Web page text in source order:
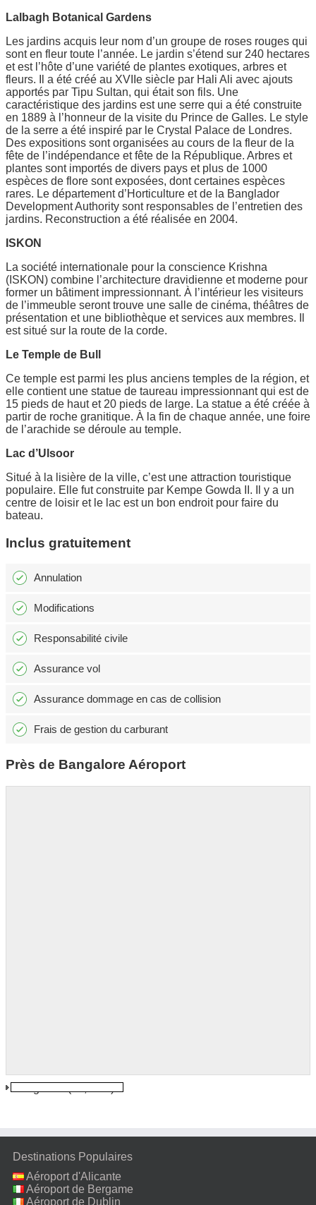
Lalbagh Botanical Gardens
Les jardins acquis leur nom d’un groupe de roses rouges qui
sont en fleur toute l’année. Le jardin s’étend sur 240 hectares
et est l’hôte d’une variété de plantes exotiques, arbres et
fleurs. Il a été créé au XVIIe siècle par Hali Ali avec ajouts
apportés par Tipu Sultan, qui était son fils. Une
caractéristique des jardins est une serre qui a été construite
en 1889 à l’honneur de la visite du Prince de Galles. Le style
de la serre a été inspiré par le Crystal Palace de Londres.
Des expositions sont organisées au cours de la fleur de la
fête de l’indépendance et fête de la République. Arbres et
plantes sont importés de divers pays et plus de 1000
espèces de flore sont exposées, dont certaines espèces
rares. Le département d’Horticulture et de la Banglador
Development Authority sont responsables de l’entretien des
jardins. Reconstruction a été réalisée en 2004.
ISKON
La société internationale pour la conscience Krishna
(ISKON) combine l’architecture dravidienne et moderne pour
former un bâtiment impressionnant. À l’intérieur les visiteurs
de l’immeuble seront trouve une salle de cinéma, théâtres de
présentation et une bibliothèque et services aux membres. Il
est situé sur la route de la corde.
Le Temple de Bull
Ce temple est parmi les plus anciens temples de la région, et
elle contient une statue de taureau impressionnant qui est de
15 pieds de haut et 20 pieds de large. La statue a été créée à
partir de roche granitique. À la fin de chaque année, une foire
de l’arachide se déroule au temple.
Lac d’Ulsoor
Situé à la lisière de la ville, c’est une attraction touristique
populaire. Elle fut construite par Kempe Gowda II. Il y a un
centre de loisir et le lac est un bon endroit pour faire du
bateau.
Inclus gratuitement
Annulation
Modifications
Responsabilité civile
Assurance vol
Assurance dommage en cas de collision
Frais de gestion du carburant
Près de Bangalore Aéroport
Destinations Populaires
Aéroport d'Alicante
Aéroport de Bergame
Aéroport de Dublin